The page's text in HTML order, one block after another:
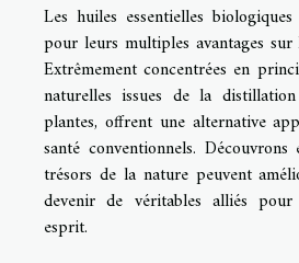
Les huiles essentielles
pour leurs multiples avantages
Extrêmement concentrées en
naturelles issues de la
plantes, offrent une alternative
santé conventionnels. Découvrons
trésors de la nature peuvent
devenir de véritables alliés
esprit.